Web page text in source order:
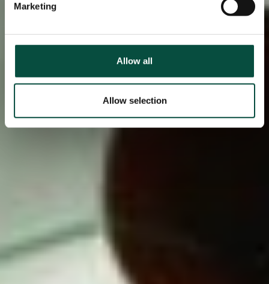
Marketing
Allow all
Allow selection